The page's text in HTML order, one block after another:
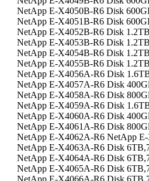
NetApp E-X4050B-R6 Disk
NetApp E-X4051B-R6 Disk
NetApp E-X4052B-R6 Disk
NetApp E-X4053B-R6 Disk
NetApp E-X4054B-R6 Disk
NetApp E-X4055B-R6 Disk
NetApp E-X4056A-R6 Disk
NetApp E-X4057A-R6 Disk
NetApp E-X4058A-R6 Disk
NetApp E-X4059A-R6 Disk
NetApp E-X4060A-R6 Disk
NetApp E-X4061A-R6 Disk
NetApp E-X4062A-R6 NetApp
NetApp E-X4063A-R6 Disk
NetApp E-X4064A-R6 Disk
NetApp E-X4065A-R6 Disk
NetApp E-X4066A-R6 Disk